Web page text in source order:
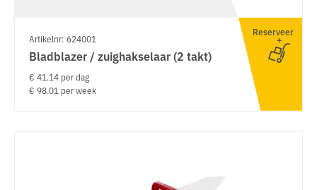
Artikelnr: 624001
Bladblazer / zuighakselaar (2 takt)
€ 41.14 per dag
€ 98.01 per week
Reserveer